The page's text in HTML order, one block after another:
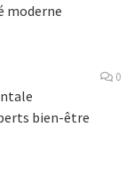
moderne
0
bien-être